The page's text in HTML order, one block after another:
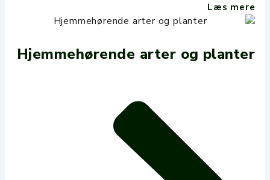
Læs mere
Hjemmehørende arter og planter